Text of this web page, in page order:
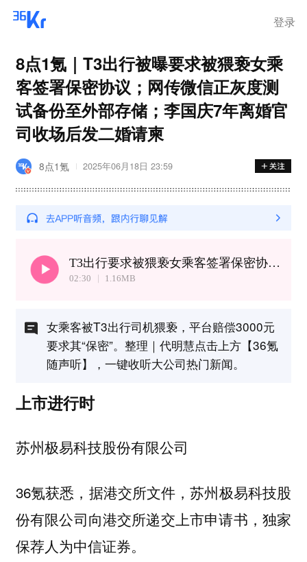
登录
8点1氪｜T3出行被曝要求被猥亵女乘
客签署保密协议；网传微信正灰度测
试备份至外部存储；李国庆7年离婚官
司收场后发二婚请柬
8点1氪 2025年06月18日 23:59
T3出行要求被猥亵女乘客签署保密协议丨特朗普将第三次延长TikTok禁令期限
02:30 1.16MB
女乘客被T3出行司机猥亵，平台赔偿3000元
要求其“保密”。整理｜代明慧点击上方【36氪
随声听】，一键收听大公司热门新闻。
上市进行时
苏州极易科技股份有限公司
36氪获悉，据港交所文件，苏州极易科技股
份有限公司向港交所递交上市申请书，独家
保荐人为中信证券。